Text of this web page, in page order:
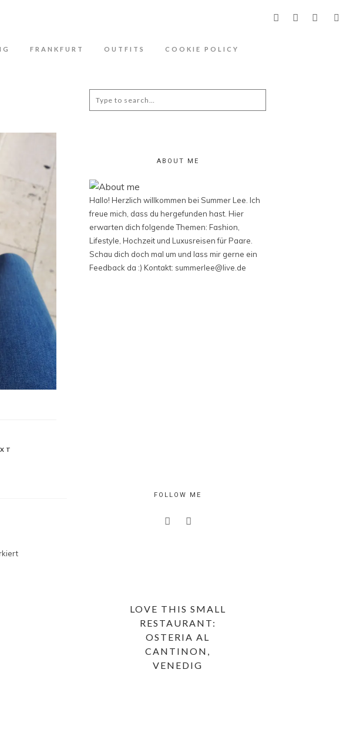
FRANKFURT OUTFITS COOKIE POLICY
Search
for:
ABOUT ME
Hallo! Herzlich willkommen bei Summer Lee. Ich
freue mich, dass du hergefunden hast. Hier
erwarten dich folgende Themen: Fashion,
Lifestyle, Hochzeit und Luxusreisen für Paare.
Schau dich doch mal um und lass mir gerne ein
Feedback da :) Kontakt: summerlee@live.de
FOLLOW ME
LOVE THIS SMALL
RESTAURANT:
OSTERIA AL
CANTINON,
VENEDIG